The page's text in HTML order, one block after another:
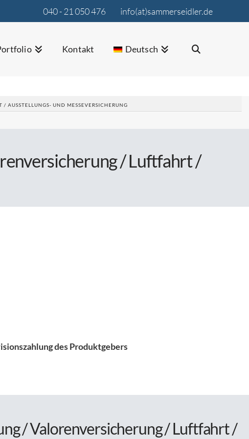
040 - 21 050 476 info(at)sammerseidler.de
Kontakt Deutsch
AUSSTELLUNGS- UND MESSEVERSICHERUNG
/ Luftfahrt /
des Produktgebers
/ Valorenversicherung / Luftfahrt /